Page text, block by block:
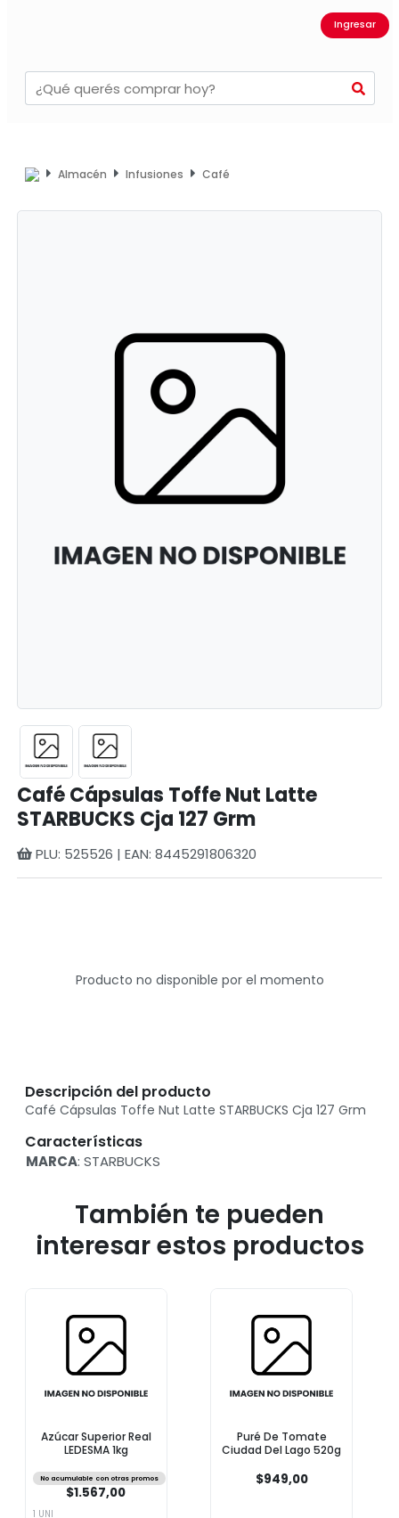
Ingresar
Almacén Infusiones Café
Café Cápsulas Toffe Nut Latte
STARBUCKS Cja 127 Grm
PLU: 525526 | EAN: 8445291806320
Producto no disponible por el momento
Descripción del producto
Café Cápsulas Toffe Nut Latte STARBUCKS Cja 127 Grm
Características
MARCA: STARBUCKS
También te pueden
interesar estos productos
Azúcar Superior Real
LEDESMA 1kg
No acumulable con otras promos
$1.567,00
1 UNI
Puré De Tomate
Ciudad Del Lago 520g
$949,00